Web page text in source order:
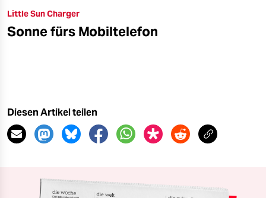
Little Sun Charger
Sonne fürs Mobiltelefon
Diesen Artikel teilen